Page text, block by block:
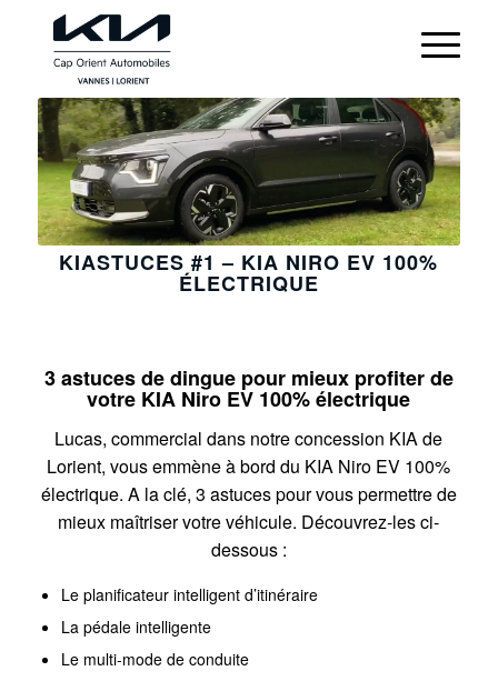
KIASTUCES #1 – KIA NIRO EV 100%
ÉLECTRIQUE
3 astuces de dingue pour mieux profiter de
votre KIA Niro EV 100% électrique
Lucas, commercial dans notre concession KIA de
Lorient, vous emmène à bord du KIA Niro EV 100%
électrique. A la clé, 3 astuces pour vous permettre de
mieux maîtriser votre véhicule. Découvrez-les ci-
dessous :
Le planificateur intelligent d’itinéraire
La pédale intelligente
Le multi-mode de conduite